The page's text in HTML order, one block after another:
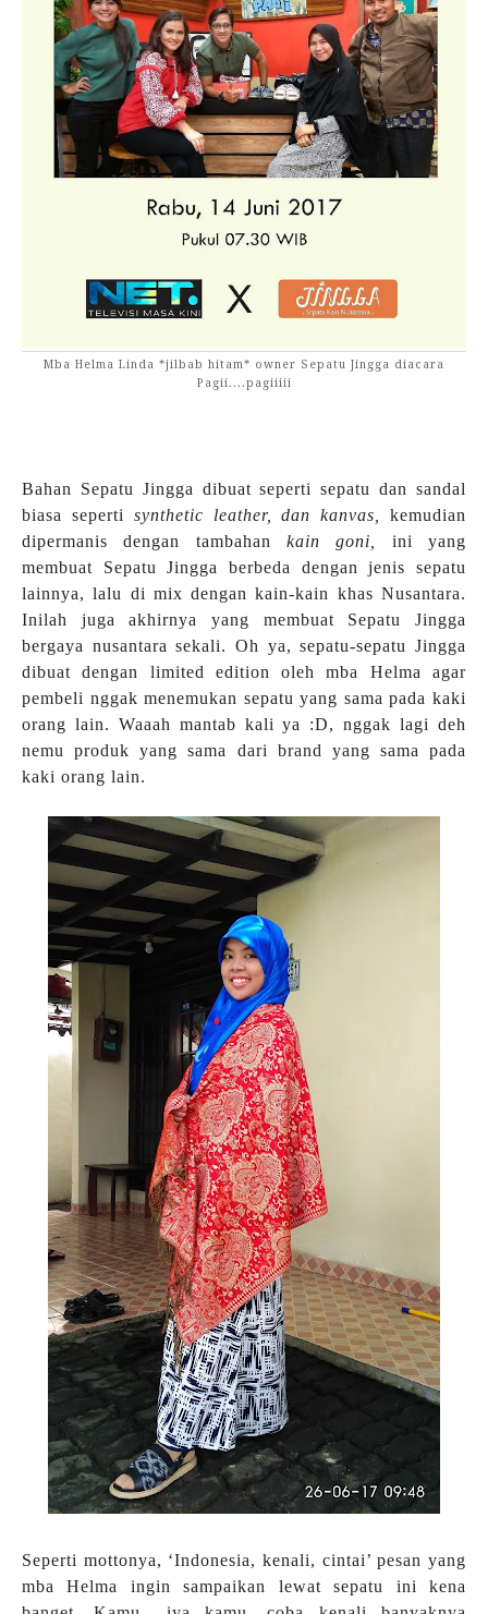
Mba Helma Linda *jilbab hitam* owner Sepatu Jingga diacara
Pagii....pagiiiii
Bahan Sepatu Jingga dibuat seperti sepatu dan sandal
biasa seperti synthetic leather, dan kanvas,kemudian
dipermanis dengan tambahan kain goni, ini yang
membuat Sepatu Jingga berbeda dengan jenis sepatu
lainnya, lalu di mix dengan kain-kain khas Nusantara.
Inilah juga akhirnya yang membuat Sepatu Jingga
bergaya nusantara sekali. Oh ya, sepatu-sepatu Jingga
dibuat dengan limited edition oleh mba Helma agar
pembeli nggak menemukan sepatu yang sama pada kaki
orang lain. Waaah mantab kali ya :D, nggak lagi deh
nemu produk yang sama dari brand yang sama pada
kaki orang lain.
Seperti mottonya, ‘Indonesia, kenali, cintai’ pesan yang
mba Helma ingin sampaikan lewat sepatu ini kena